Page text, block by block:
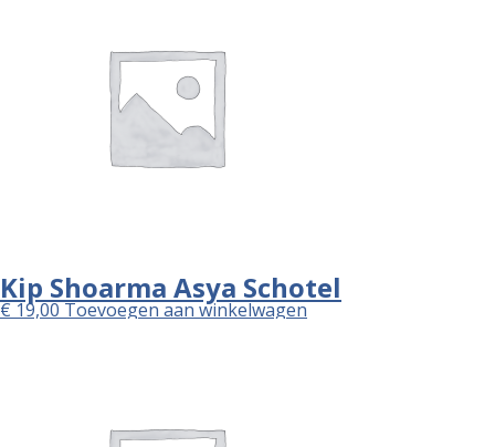
Kip Shoarma Asya Schotel
€19,00Toevoegen aan winkelwagen